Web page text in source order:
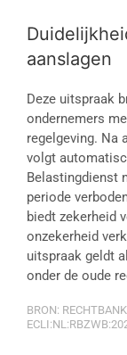
aanslagen
Deze uitspraak
ondernemers
regelgeving. Na
volgt
Belastingdienst
periode
biedt zekerheid
onzekerheid
uitspraak geldt
onder de oude
BRON: